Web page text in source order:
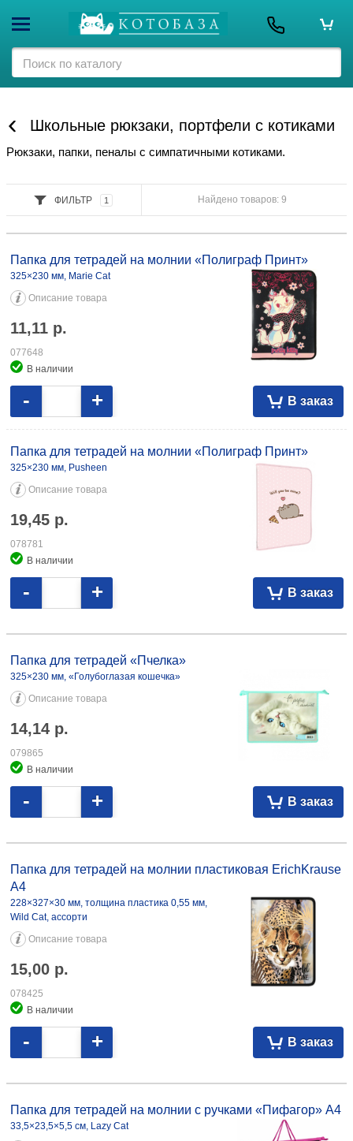
Школьные рюкзаки, портфели с котиками
Рюкзаки, папки, пеналы с симпатичными котиками.
ФИЛЬТР 1 Найдено товаров: 9
Cat 11,11 077648 325×230 мм, Pusheen 19,45 078781
Папка для тетрадей на молнии «Полиграф Принт»
325×230 мм, Marie Cat
Описание товара
11,11 р.
077648
В наличии
В заказ
- +
Папка для тетрадей на молнии «Полиграф Принт»
325×230 мм, Pusheen
Описание товара
19,45 р.
078781
В наличии
В заказ
- +
14,14 079865
Папка для тетрадей «Пчелка»
325×230 мм, «Голубоглазая кошечка»
Описание товара
14,14 р.
079865
В наличии
В заказ
- +
228×327×30 мм, толщина пластика 0,55 мм, Wild Cat, ассорти 15,00
078425
Папка для тетрадей на молнии пластиковая ErichKrause
A4
228×327×30 мм, толщина пластика 0,55 мм,
Wild Cat, ассорти
Описание товара
15,00 р.
078425
В наличии
В заказ
- +
33,5×23,5×5,5 см, Lazy Cat 21,51 078539
Папка для тетрадей на молнии с ручками «Пифагор» А4
33,5×23,5×5,5 см, Lazy Cat